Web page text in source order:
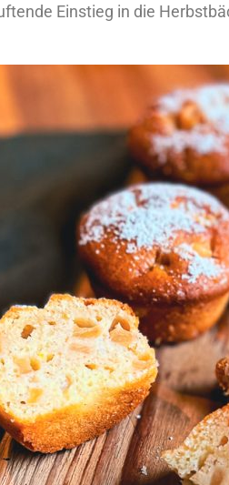
Einstieg in die